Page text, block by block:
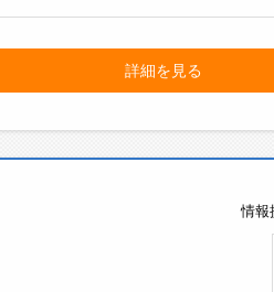
詳細を見る
情報